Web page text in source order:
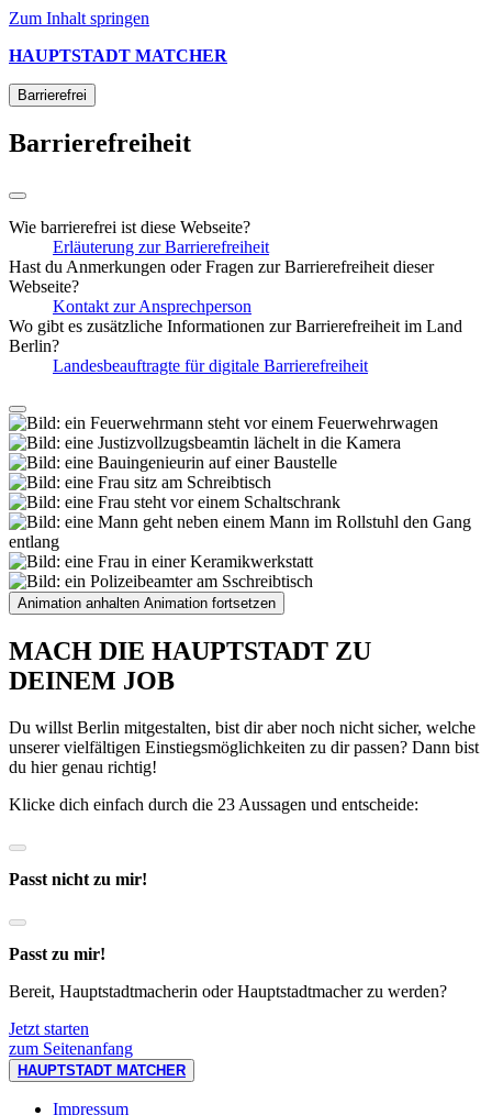
Zum Inhalt springen
HAUPTSTADT MATCHER
Barrierefrei
Barrierefreiheit
Wie barrierefrei ist diese Webseite?
Erläuterung zur Barrierefreiheit
Hast du Anmerkungen oder Fragen zur Barrierefreiheit dieser
Webseite?
Kontakt zur Ansprechperson
Wo gibt es zusätzliche Informationen zur Barrierefreiheit im Land
Berlin?
Landesbeauftragte für digitale Barrierefreiheit
Animation anhalten Animation fortsetzen
MACH DIE HAUPTSTADT ZU
DEINEM JOB
Du willst Berlin mitgestalten, bist dir aber noch nicht sicher, welche
unserer vielfältigen Einstiegsmöglichkeiten zu dir passen? Dann bist
du hier genau richtig!
Klicke dich einfach durch die 23 Aussagen und entscheide:
Passt nicht zu mir!
Passt zu mir!
Bereit, Hauptstadtmacherin oder Hauptstadtmacher zu werden?
Jetzt starten
zum Seitenanfang
HAUPTSTADT MATCHER
Impressum